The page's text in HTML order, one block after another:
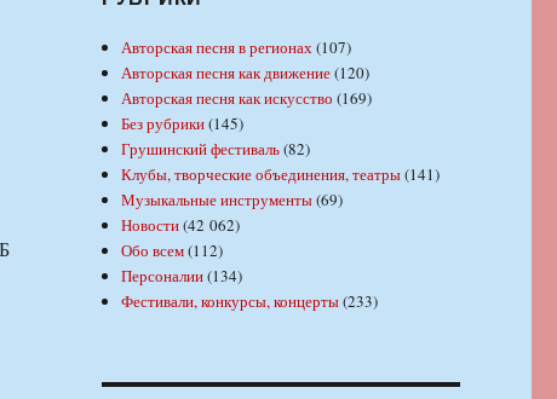
Авторская песня в регионах(107)
Авторская песня как движение(120)
Авторская песня как искусство (169)
Без рубрики(145)
Грушинский фестиваль(82)
Клубы, творческие объединения, театры(141)
Музыкальные инструменты(69)
Новости(42 062)
Обо всем(112)
Персоналии(134)
Фестивали, конкурсы, концерты(233)